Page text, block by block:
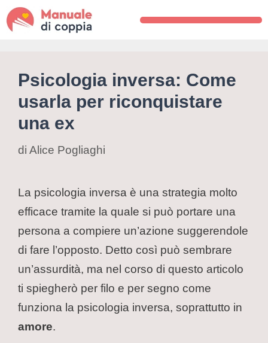
Psicologia inversa: Come
usarla per riconquistare
una ex
di Alice Pogliaghi
La psicologia inversa è una strategia molto
efficace tramite la quale si può portare una
persona a compiere un’azione suggerendole
di fare l’opposto. Detto così può sembrare
un’assurdità, ma nel corso di questo articolo
ti spiegherò per filo e per segno come
funziona la psicologia inversa, soprattutto in
amore.